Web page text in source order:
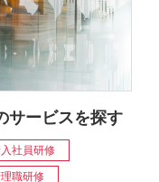
サービスを探す
社員研修
職研修